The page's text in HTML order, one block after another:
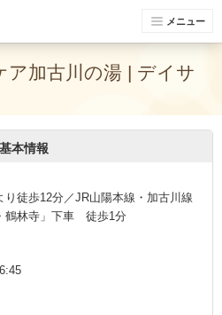
メニュー
ア加古川の湯 | デイサ
基本情報
徒歩12分／JR山陽本線・加古川線
鶴林寺」下車 徒歩1分